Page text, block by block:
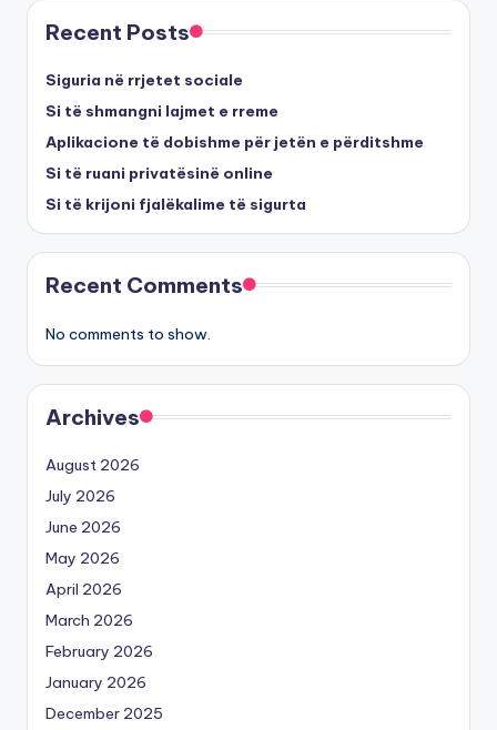
Recent Posts
Siguria në rrjetet sociale
Si të shmangni lajmet e rreme
Aplikacione të dobishme për jetën e përditshme
Si të ruani privatësinë online
Si të krijoni fjalëkalime të sigurta
Recent Comments
No comments to show.
Archives
August 2026
July 2026
June 2026
May 2026
April 2026
March 2026
February 2026
January 2026
December 2025